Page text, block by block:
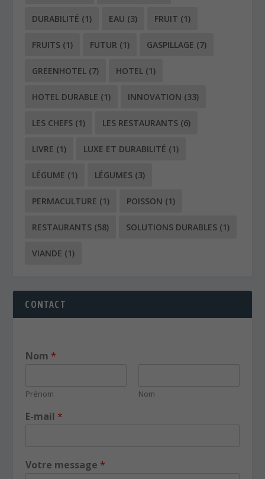
DURABILITÉ (1) EAU (3) FRUIT (1)
FRUITS (1) FUTUR (1) GASPILLAGE (7)
GREENHOTEL (7) HOTEL (1)
HOTEL DURABLE (1) INNOVATION (33)
LES CHEFS (1) LES RESTAURANTS (6)
LIVRE (1) LUXE ET DURABILITÉ (1)
LÉGUME (1) LÉGUMES (3)
PERMACULTURE (1) POISSON (1)
RESTAURANTS (58) SOLUTIONS DURABLES (1)
VIANDE (1)
CONTACT
Nom *
Prénom Nom
E-mail *
Votre message *